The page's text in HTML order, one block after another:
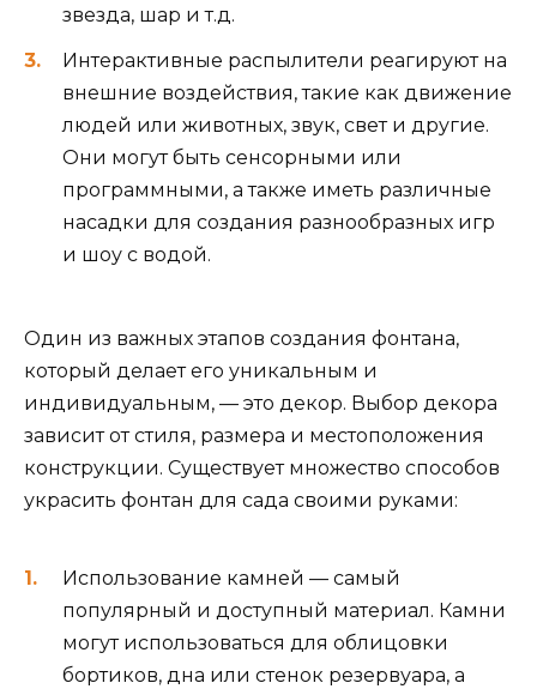
звезда, шар и т.д.
Интерактивные распылители реагируют на
внешние воздействия, такие как движение
людей или животных, звук, свет и другие.
Они могут быть сенсорными или
программными, а также иметь различные
насадки для создания разнообразных игр
и шоу с водой.
Один из важных этапов создания фонтана,
который делает его уникальным и
индивидуальным, — это декор. Выбор декора
зависит от стиля, размера и местоположения
конструкции. Существует множество способов
украсить фонтан для сада своими руками:
Использование камней — самый
популярный и доступный материал. Камни
могут использоваться для облицовки
бортиков, дна или стенок резервуара, а